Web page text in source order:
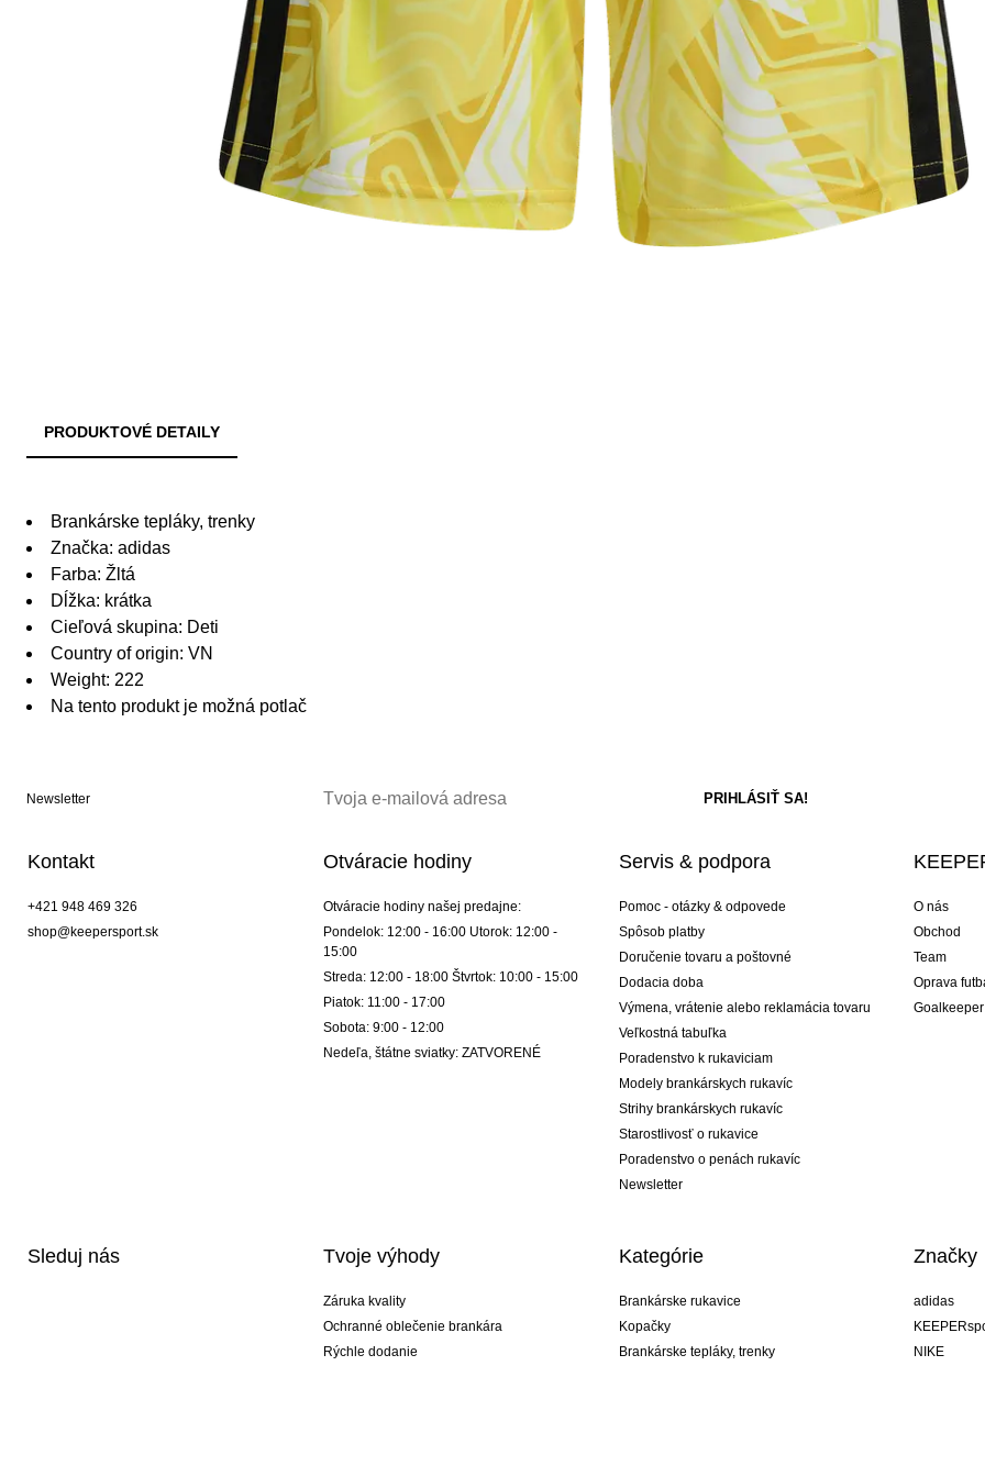
PRODUKTOVÉ DETAILY
Brankárske tepláky, trenky
Značka: adidas
Farba: Žltá
Dĺžka: krátka
Cieľová skupina: Deti
Country of origin: VN
Weight: 222
Na tento produkt je možná potlač
Newsletter
Kontakt
+421 948 469 326
shop@keepersport.sk
Otváracie hodiny
Otváracie hodiny našej predajne:
Pondelok: 12:00 - 16:00 Utorok: 12:00 -
15:00
Streda: 12:00 - 18:00 Štvrtok: 10:00 - 15:00
Piatok: 11:00 - 17:00
Sobota: 9:00 - 12:00
Nedeľa, štátne sviatky: ZATVORENÉ
Servis & podpora
Pomoc - otázky & odpovede
Spôsob platby
Doručenie tovaru a poštovné
Dodacia doba
Výmena, vrátenie alebo reklamácia tovaru
Veľkostná tabuľka
Poradenstvo k rukaviciam
Modely brankárskych rukavíc
Strihy brankárskych rukavíc
Starostlivosť o rukavice
Poradenstvo o penách rukavíc
Newsletter
O nás
Obchod
Team
Oprava
Sleduj nás Tvoje výhody
Záruka kvality
Ochranné oblečenie brankára
Rýchle dodanie
Kategórie
Brankárske rukavice
Kopačky
Brankárske tepláky, trenky
Značky
adidas
NIKE